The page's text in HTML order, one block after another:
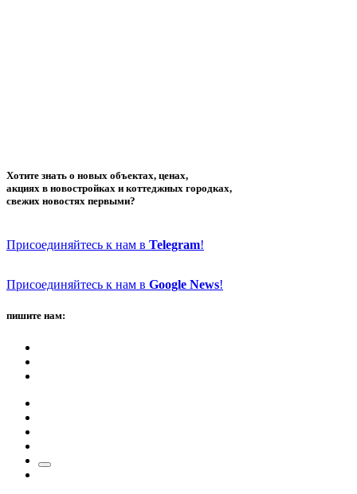
Хотите знать о новых объектах, ценах,
акциях в новостройках и коттеджных городках,
свежих новостях первыми?
Присоединяйтесь к нам в Telegram!
Присоединяйтесь к нам в Google News!
пишите нам: